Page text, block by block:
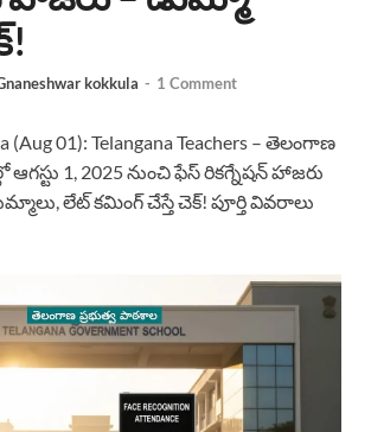
kokkula - 1 Comment
(Aug 01): Telangana Teachers – తెలంగాణ
ఆగస్టు 1, 2025 నుంచి ఫేస్ రికగ్నేషన్ హాజరు
లేట్ కమింగ్ చేస్తే చెక్! పూర్తి వివరాలు